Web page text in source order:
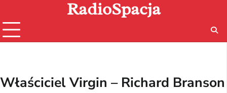
content
RadioSpacja
Właściciel Virgin – Richard Branson